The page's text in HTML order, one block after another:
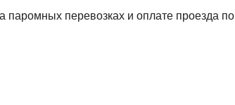
паромных перевозках и оплате проезда по